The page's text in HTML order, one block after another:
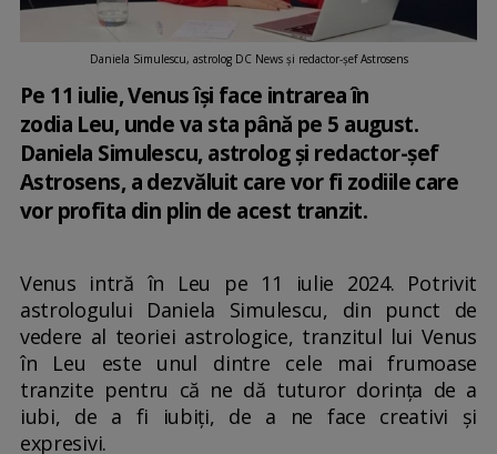
Daniela Simulescu, astrolog DC News și redactor-șef Astrosens
Pe 11 iulie, Venus își face intrarea în
zodia Leu, unde va sta până pe 5 august.
Daniela Simulescu, astrolog și redactor-șef
Astrosens, a dezvăluit care vor fi zodiile care
vor profita din plin de acest tranzit.
Venus intră în Leu pe 11 iulie 2024. Potrivit
astrologului Daniela Simulescu, din punct de
vedere al teoriei astrologice, tranzitul lui Venus
în Leu este unul dintre cele mai frumoase
tranzite pentru că ne dă tuturor dorința de a
iubi, de a fi iubiți, de a ne face creativi și
expresivi.